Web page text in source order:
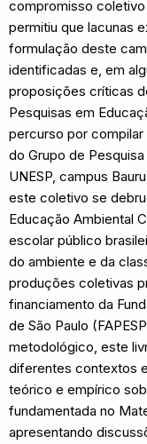
compromisso
permitiu que lacunas
formulação deste
identificadas e, em
proposições críticas
Pesquisas em
percurso por
do Grupo de
UNESP, campus
este coletivo se
Educação Ambiental
escolar público
do ambiente e da
produções coletivas
financiamento da
de São Paulo
metodológico, este
diferentes contextos
teórico e empírico
fundamentada no
apresentando